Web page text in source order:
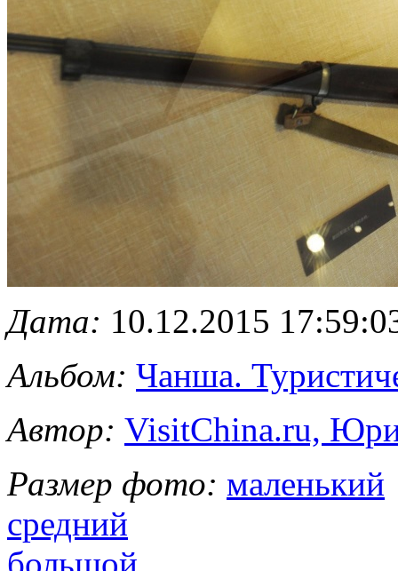
Дата: 10.12.2015
Альбом: Чанша.
Автор: VisitChina.ru,
Размер фото: маленький
средний
большой